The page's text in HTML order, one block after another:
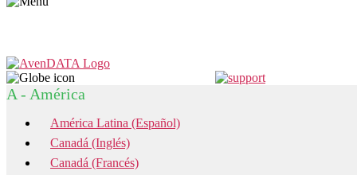
A - América
América Latina (Español)
Canadá (Inglés)
Canadá (Francés)